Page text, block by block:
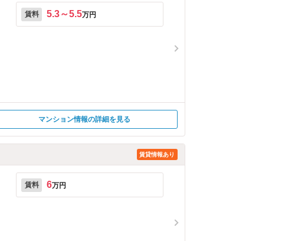
賃料 5.3～5.5万円
マンション情報の詳細を見る
賃貸情報あり
賃料 6万円